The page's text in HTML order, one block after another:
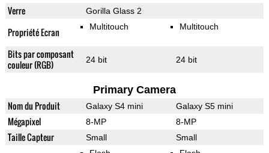
Verre Gorilla Glass 2
Propriété Ecran Multitouch Multitouch
Bits par composant
couleur (RGB)
24 bit 24 bit
Primary Camera
Nom du Produit Galaxy S4 mini Galaxy S5 mini
Mégapixel 8-MP 8-MP
Taille Capteur Small Small